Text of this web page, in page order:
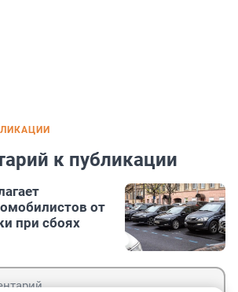
к публикации
от
при сбоях